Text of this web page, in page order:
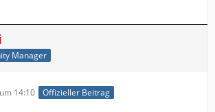
Manager
14:10 Offizieller Beitrag